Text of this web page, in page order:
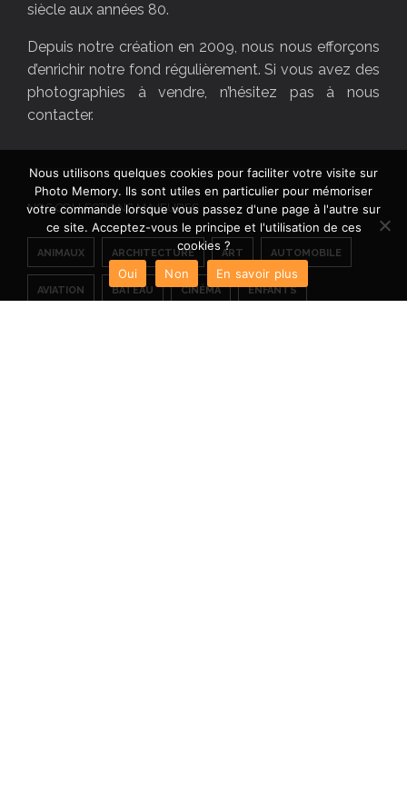
siècle aux années 80.
Depuis notre création en 2009, nous nous efforçons
d’enrichir notre fond régulièrement. Si vous avez des
photographies à vendre, n’hésitez pas à nous
contacter.
NOS COLLECTIONS MAJEURES
ANIMAUX ARCHITECTURE ART AUTOMOBILE
AVIATION BATEAU CINÉMA ENFANTS
Nous utilisons quelques cookies pour faciliter votre visite sur
Photo Memory. Ils sont utiles en particulier pour mémoriser
votre commande lorsque vous passez d'une page à l'autre sur
ce site. Acceptez-vous le principe et l'utilisation de ces
cookies ?
Oui
Non En savoir plus